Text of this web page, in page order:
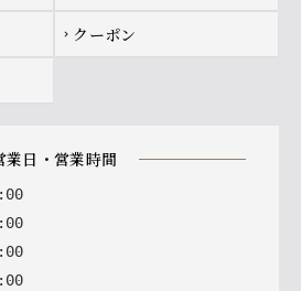
chevron_right クーポン
営業日・営業時間
: 00
: 00
: 00
: 00